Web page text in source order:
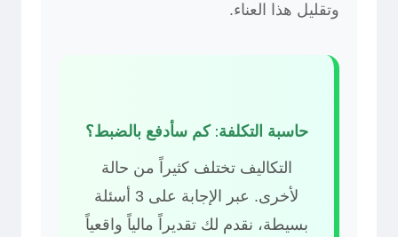
وتقليل هذا العناء.
حاسبة التكلفة: كم سأدفع بالضبط؟
التكاليف تختلف كثيراً من حالة
لأخرى. عبر الإجابة على 3 أسئلة
بسيطة، نقدم لك تقديراً مالياً واقعياً